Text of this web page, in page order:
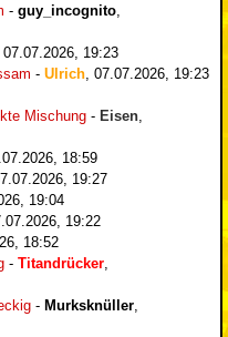
- guy_incognito
07.07.2026, 19:23
- Ulrich 07.07.2026, 19:23
Mischung - Eisen
18:59
19:27
19:04
19:22
18:52
- Titandrücker
- Murksknüller